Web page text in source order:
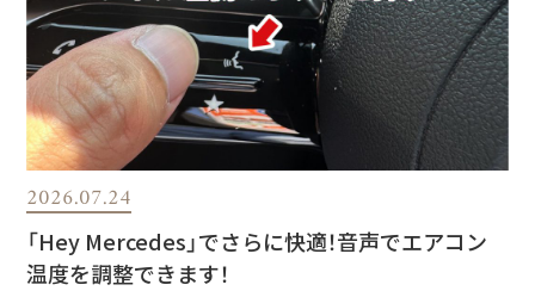
2026.07.24
「Hey Mercedes」でさらに快適！音声でエアコン
温度を調整できます！